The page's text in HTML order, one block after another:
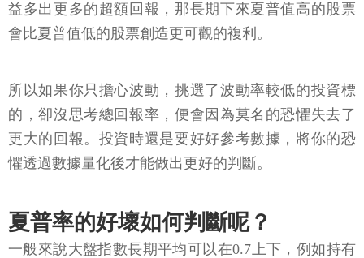
益多出更多的超額回報，那長期下來夏普值高的股票
會比夏普值低的股票創造更可觀的複利。
所以如果你只擔心波動，挑選了波動率較低的投資標
的，卻沒思考總回報率，便會因為莫名的恐懼失去了
更大的回報。投資時還是要好好參考數據，將你的恐
懼透過數據量化後才能做出更好的判斷。
夏普率的好壞如何判斷呢？
一般來說大盤指數長期平均可以在0.7上下，例如持有